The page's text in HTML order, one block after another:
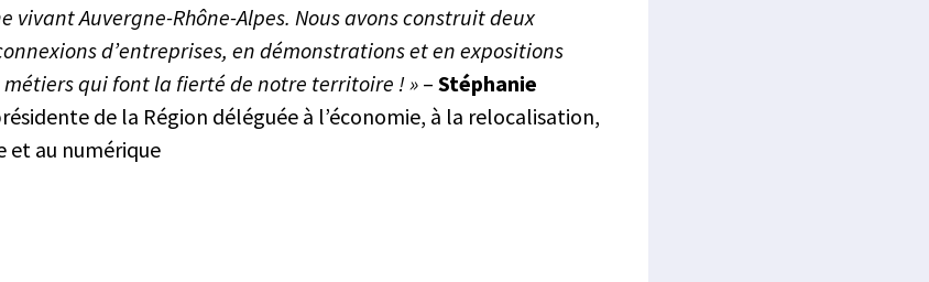
vivant Auvergne-Rhône-Alpes. Nous avons construit deux
d’entreprises, en démonstrations et en expositions
qui font la fierté de notre territoire ! » – Stéphanie
de la Région déléguée à l’économie, à la relocalisation,
et au numérique